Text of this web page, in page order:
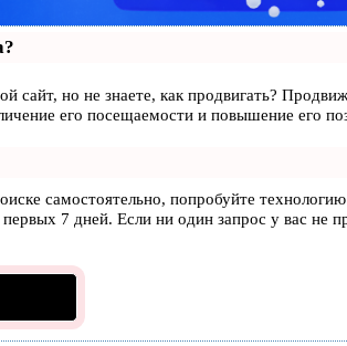
сайт, но не знаете, как продвигать?
его посещаемости и повышение его
самостоятельно, попробуйте технологию
7 дней. Если ни один запрос у вас не